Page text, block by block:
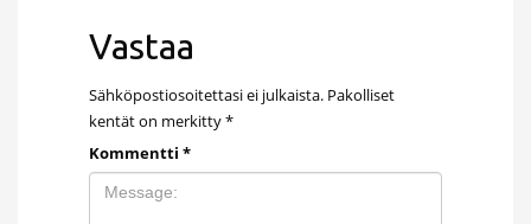
Vastaa
Sähköpostiosoitettasi ei julkaista. Pakolliset
kentät on merkitty*
Kommentti *